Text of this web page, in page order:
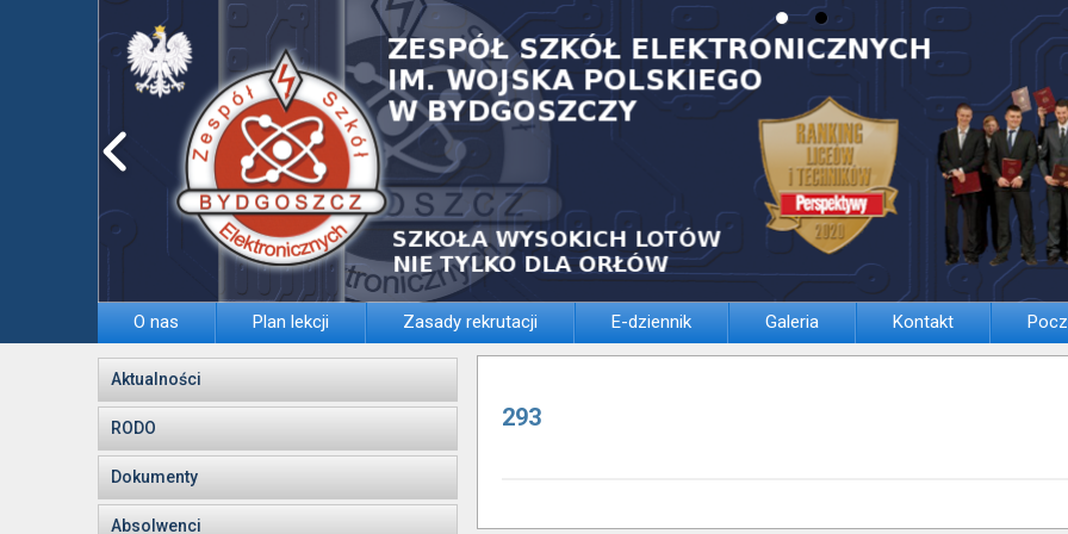
O nas Plan lekcji Zasady rekrutacji E-dziennik Galeria Kontakt
Aktualności
RODO
Dokumenty
Absolwenci
293